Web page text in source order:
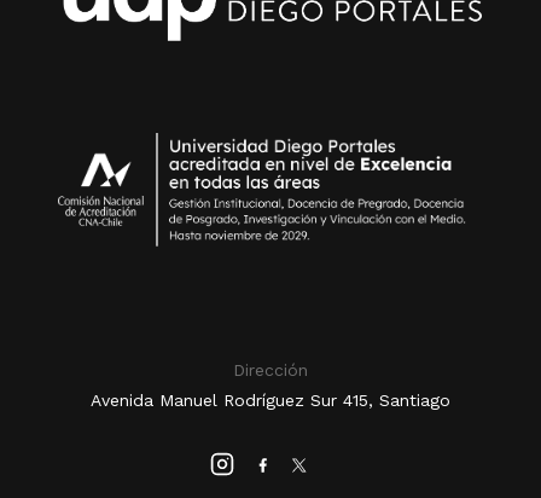
Dirección
Avenida Manuel Rodríguez Sur 415, Santiago